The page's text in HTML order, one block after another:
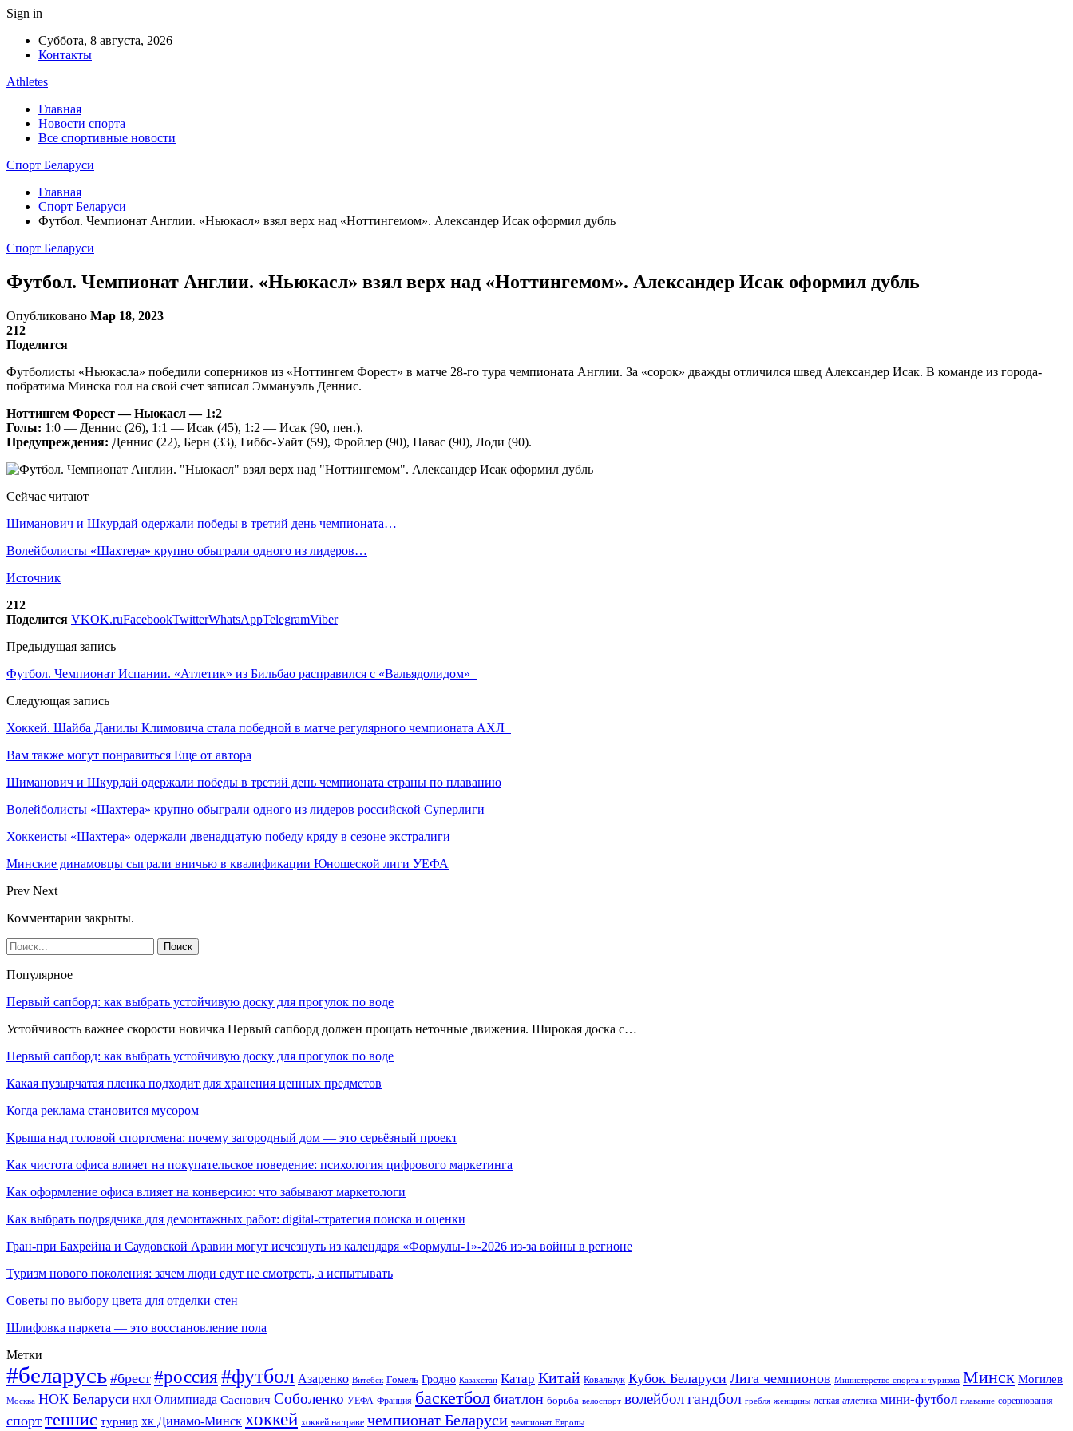
Sign in
Суббота, 8 августа, 2026
Контакты
Athletes
Главная
Новости спорта
Все спортивные новости
Спорт Беларуси
Главная
Спорт Беларуси
Футбол. Чемпионат Англии. «Ньюкасл» взял верх над «Ноттингемом». Александер Исак оформил дубль
Спорт Беларуси
Футбол. Чемпионат Англии. «Ньюкасл» взял верх над «Ноттингемом». Александер Исак оформил дубль
Опубликовано Мар 18, 2023
212
Поделится
Футболисты «Ньюкасла» победили соперников из «Ноттингем Форест» в матче 28-го тура чемпионата Англии. За «сорок» дважды отличился швед Александер Исак. В команде из города-
побратима Минска гол на свой счет записал Эммануэль Деннис.
Ноттингем Форест — Ньюкасл — 1:2
Голы: 1:0 — Деннис (26), 1:1 — Исак (45), 1:2 — Исак (90, пен.).
Предупреждения: Деннис (22), Берн (33), Гиббс-Уайт (59), Фройлер (90), Навас (90), Лоди (90).
Сейчас читают
Шиманович и Шкурдай одержали победы в третий день чемпионата…
Волейболисты «Шахтера» крупно обыграли одного из лидеров…
Источник
212
Поделится VKOK.ruFacebookTwitterWhatsAppTelegramViber
Предыдущая запись
Футбол. Чемпионат Испании. «Атлетик» из Бильбао расправился с «Вальядолидом»
Следующая запись
Хоккей. Шайба Данилы Климовича стала победной в матче регулярного чемпионата АХЛ
Вам также могут понравиться Еще от автора
Шиманович и Шкурдай одержали победы в третий день чемпионата страны по плаванию
Волейболисты «Шахтера» крупно обыграли одного из лидеров российской Суперлиги
Хоккеисты «Шахтера» одержали двенадцатую победу кряду в сезоне экстралиги
Минские динамовцы сыграли вничью в квалификации Юношеской лиги УЕФА
Prev Next
Комментарии закрыты.
Популярное
Первый сапборд: как выбрать устойчивую доску для прогулок по воде
Устойчивость важнее скорости новичка Первый сапборд должен прощать неточные движения. Широкая доска с…
Первый сапборд: как выбрать устойчивую доску для прогулок по воде
Какая пузырчатая пленка подходит для хранения ценных предметов
Когда реклама становится мусором
Крыша над головой спортсмена: почему загородный дом — это серьёзный проект
Как чистота офиса влияет на покупательское поведение: психология цифрового маркетинга
Как оформление офиса влияет на конверсию: что забывают маркетологи
Как выбрать подрядчика для демонтажных работ: digital-стратегия поиска и оценки
Гран-при Бахрейна и Саудовской Аравии могут исчезнуть из календаря «Формулы-1»-2026 из-за войны в регионе
Туризм нового поколения: зачем люди едут не смотреть, а испытывать
Советы по выбору цвета для отделки стен
Шлифовка паркета — это восстановление пола
Метки
#беларусь #брест #россия#футбол Азаренко Витебск Гомель Гродно Казахстан Катар Китай Ковальчук Кубок Беларуси Лига чемпионов Министерство спорта и туризма Минск Могилев
Москва НОК Беларуси НХЛ Олимпиада Саснович Соболенко УЕФА Франция баскетбол биатлон борьба велоспорт волейболгандбол гребля женщины легкая атлетика мини-футбол плавание соревнования
спорт теннис турнир хк Динамо-Минск хоккей хоккей на траве чемпионат Беларуси чемпионат Европы